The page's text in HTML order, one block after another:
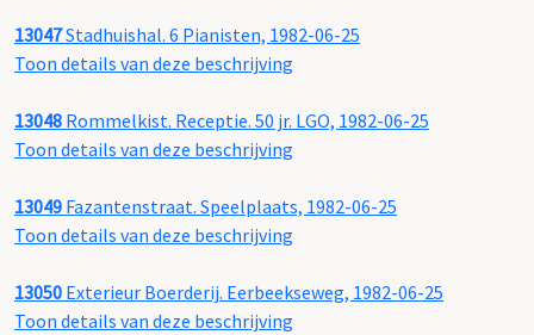
13047Stadhuishal. 6 Pianisten, 1982-06-25
Toon details van deze beschrijving
13048 Rommelkist. Receptie. 50 jr. LGO, 1982-06-25
Toon details van deze beschrijving
13049 Fazantenstraat. Speelplaats, 1982-06-25
Toon details van deze beschrijving
13050 Exterieur Boerderij. Eerbeekseweg, 1982-06-25
Toon details van deze beschrijving